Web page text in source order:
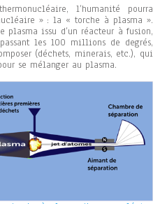
l’humanité pourra
» : la « torche à plasma ».
issu d’un réacteur à fusion,
les 100 millions de degrés,
(déchets, minerais, etc.), qui
se mélanger au plasma.